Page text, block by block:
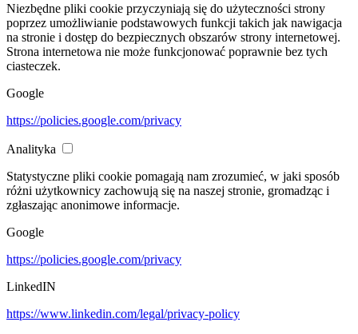
Niezbędne pliki cookie przyczyniają się do użyteczności strony
poprzez umożliwianie podstawowych funkcji takich jak nawigacja
na stronie i dostęp do bezpiecznych obszarów strony internetowej.
Strona internetowa nie może funkcjonować poprawnie bez tych
ciasteczek.
Google
https://policies.google.com/privacy
Analityka
Statystyczne pliki cookie pomagają nam zrozumieć, w jaki sposób
różni użytkownicy zachowują się na naszej stronie, gromadząc i
zgłaszając anonimowe informacje.
Google
https://policies.google.com/privacy
LinkedIN
https://www.linkedin.com/legal/privacy-policy